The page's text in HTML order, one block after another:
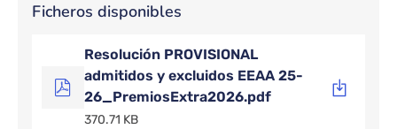
Ficheros disponibles
Resolución PROVISIONAL
admitidos y excluidos EEAA 25-
26_PremiosExtra2026.pdf
370.71 KB